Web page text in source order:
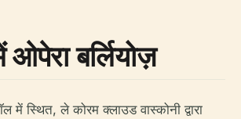
बर्लियोज़
में स्थित, ले कोरम क्लाउड वास्कोनी द्वारा